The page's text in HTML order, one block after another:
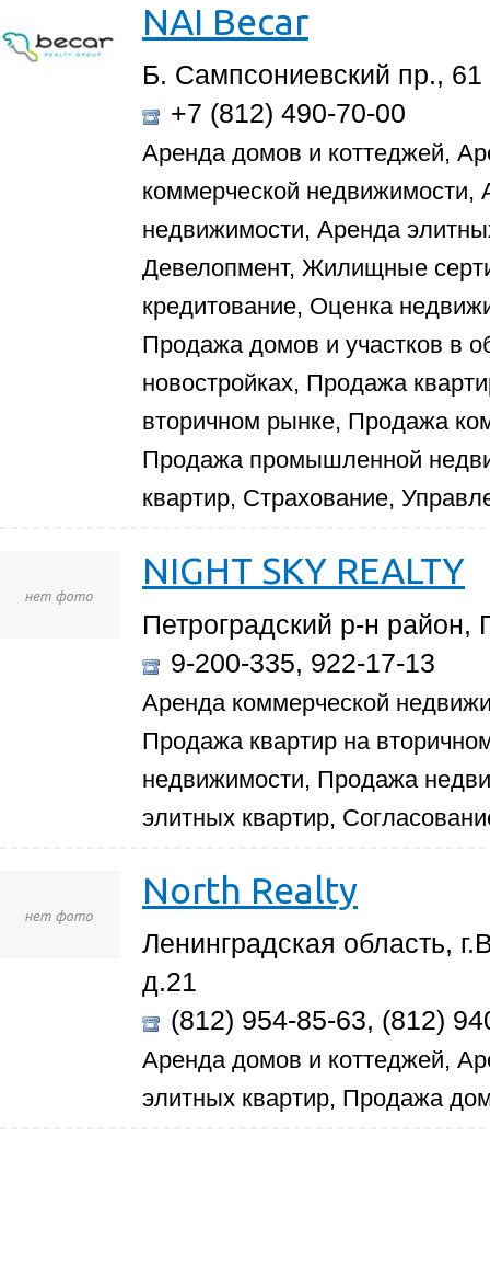
NAI Becar
Б. Сампсониевский пр., 61
+7 (812) 490-70-00
Аренда домов и коттеджей,
коммерческой
недвижимости, Аренда
Девелопмент, Жилищные
кредитование, Оценка
Продажа домов и участков в
новостройках, Продажа
вторичном рынке, Продажа
Продажа промышленной
квартир, Страхование,
NIGHT SKY REALTY
Петроградский р-н
9-200-335, 922-17-13
Аренда коммерческой
Продажа квартир на
недвижимости, Продажа
элитных квартир,
North Realty
Ленинградская область,
д.21
(812) 954-85-63, (812)
Аренда домов и коттеджей,
элитных квартир, Продажа